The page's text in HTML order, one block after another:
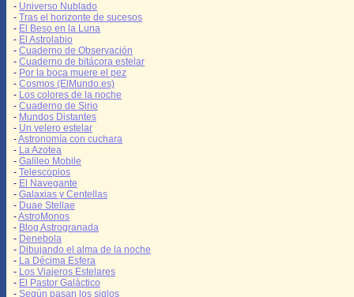
- Universo Nublado
- Tras el horizonte de sucesos
- El Beso en la Luna
- El Astrolabio
- Cuaderno de Observación
- Cuaderno de bitácora estelar
- Por la boca muere el pez
- Cosmos (ElMundo.es)
- Los colores de la noche
- Cuaderno de Sirio
- Mundos Distantes
- Un velero estelar
-Astronomía con cuchara
- La Azotea
- Galileo Mobile
- Telescopios
- El Navegante
- Galaxias y Centellas
- Duae Stellae
-AstroMonos
- Blog Astrogranada
- Denebola
- Dibujando el alma de la noche
- La Décima Esfera
- Los Viajeros Estelares
- El Pastor Galáctico
- Según pasan los siglos